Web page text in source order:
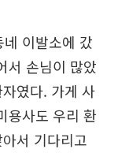
이발소에 갔
서 손님이 많았
였다. 가게 사
용사도 우리 환
서 기다리고